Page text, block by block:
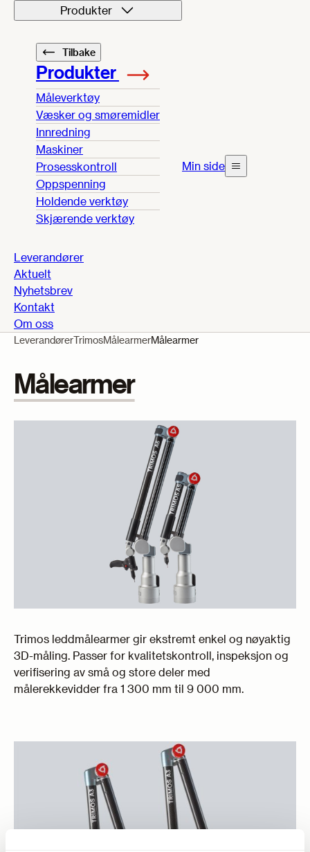
Produkter
Tilbake
Produkter
Måleverktøy
Væsker og smøremidler
Innredning
Maskiner
Prosesskontroll
Oppspenning
Holdende verktøy
Skjærende verktøy
Leverandører
Aktuelt
Nyhetsbrev
Kontakt
Om oss
Min side
LeverandørerTrimosMålearmerMålearmer
Målearmer
Trimos leddmålearmer gir ekstremt enkel og nøyaktig
3D-måling. Passer for kvalitetskontroll, inspeksjon og
verifisering av små og store deler med
målerekkevidder fra 1 300 mm til 9 000 mm.